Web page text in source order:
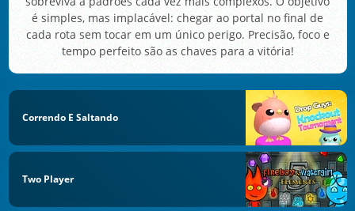
é simples, mas implacável: chegar ao portal no final de
cada rota sem tocar em um único perigo. Precisão, foco e
tempo perfeito são as chaves para a vitória!
Correndo E Saltando
Two Player